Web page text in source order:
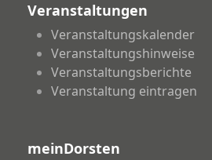
Veranstaltungen
Veranstaltungskalender
Veranstaltungshinweise
Veranstaltungsberichte
Veranstaltung eintragen
meinDorsten